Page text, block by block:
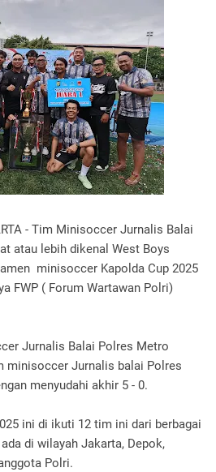
- Tim Minisoccer Jurnalis Balai
atau lebih dikenal West Boys
minisoccer Kapolda Cup 2025
FWP ( Forum Wartawan Polri)
Jurnalis Balai Polres Metro
minisoccer Jurnalis balai Polres
menyudahi akhir 5 - 0.
ini di ikuti 12 tim ini dari berbagai
di wilayah Jakarta, Depok,
Polri.